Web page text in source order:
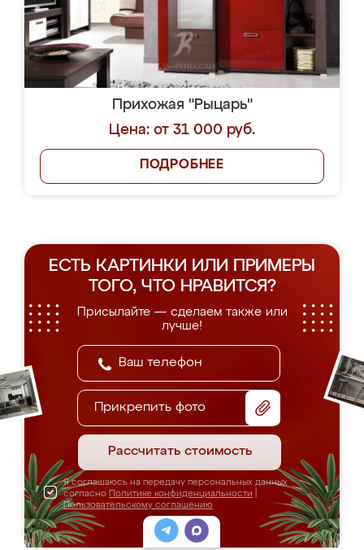
Прихожая "Рыцарь"
Цена: от 31 000 руб.
ПОДРОБНЕЕ
ЕСТЬ КАРТИНКИ ИЛИ ПРИМЕРЫ
ТОГО, ЧТО НРАВИТСЯ?
Присылайте — сделаем также или
лучше!
Прикрепить фото
Рассчитать стоимость
Я соглашаюсь на передачу персональных данных
согласно Политике конфиденциальности
Пользовательскому соглашению